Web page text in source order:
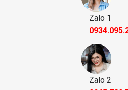
Zalo 1
Zalo 2